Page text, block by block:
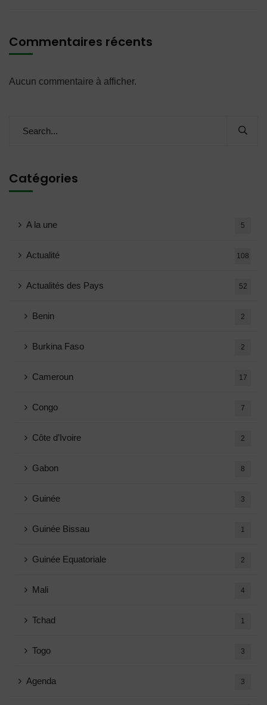
Commentaires récents
Aucun commentaire à afficher.
Catégories
A la une 5
Actualité 108
Actualités des Pays 52
Benin 2
Burkina Faso 2
Cameroun 17
Congo 7
Côte d’Ivoire 2
Gabon 8
Guinée 3
Guinée Bissau 1
Guinée Equatoriale 2
Mali 4
Tchad 1
Togo 3
Agenda 3